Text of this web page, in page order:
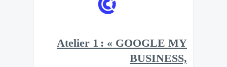
Atelier 1 : « GOOGLE MY
BUSINESS,